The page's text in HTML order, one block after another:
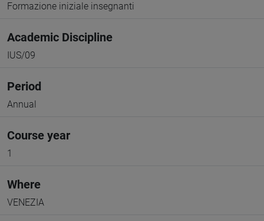
Formazione iniziale insegnanti
Academic Discipline
IUS/09
Period
Annual
Course year
1
Where
VENEZIA